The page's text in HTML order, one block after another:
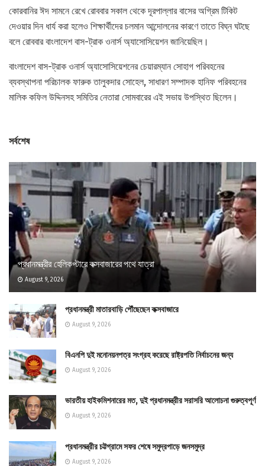
কোরবানির ঈদ সামনে রেখে রোববার সকাল থেকে দূরপাল্লার বাসের অগ্রিম টিকিট
দেওয়ার দিন ধার্য করা হলেও শিক্ষার্থীদের চলমান আন্দোলনের কারণে তাতে বিঘ্ন ঘটছে
বলে রোববার বাংলাদেশ বাস-ট্রাক ওনার্স অ্যাসোসিয়েশন জানিয়েছিল।
বাংলাদেশ বাস-ট্রাক ওনার্স অ্যাসোসিয়েশনের চেয়ারম্যান সোহাগ পরিবহনের
ব্যবস্থাপনা পরিচালক ফারুক তালুকদার সোহেল, সাধারণ সম্পাদক হানিফ পরিবহনের
মালিক কফিল উদ্দিনসহ সমিতির নেতারা সোমবারের এই সভায় উপস্থিত ছিলেন।
সর্বশেষ
প্রধানমন্ত্রীর হেলিকপ্টারে কক্সবাজারের পথে যাত্রা
August 9, 2026
প্রধানমন্ত্রী মাতারবাড়ি পৌঁছেছেন কক্সবাজারে
August 9, 2026
বিএনপি দুই মনোনয়নপত্র সংগ্রহ করেছে রাষ্ট্রপতি নির্বাচনের জন্য
August 9, 2026
ভারতীয় হাইকমিশনারের মত, দুই প্রধানমন্ত্রীর সরাসরি আলোচনা গুরুত্বপূর্ণ
August 9, 2026
প্রধানমন্ত্রীর চট্টগ্রামে সফর শেষে সমুদ্রপাড়ে জনসমুদ্র
August 9, 2026